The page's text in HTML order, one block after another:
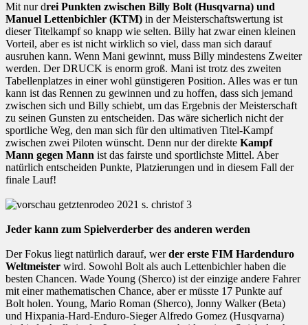
Mit nur drei Punkten zwischen Billy Bolt (Husqvarna) und
Manuel Lettenbichler (KTM) in der Meisterschaftswertung ist
dieser Titelkampf so knapp wie selten. Billy hat zwar einen kleinen
Vorteil, aber es ist nicht wirklich so viel, dass man sich darauf
ausruhen kann. Wenn Mani gewinnt, muss Billy mindestens Zweiter
werden. Der DRUCK is enorm groß. Mani ist trotz des zweiten
Tabellenplatzes in einer wohl günstigeren Position. Alles was er tun
kann ist das Rennen zu gewinnen und zu hoffen, dass sich jemand
zwischen sich und Billy schiebt, um das Ergebnis der Meisterschaft
zu seinen Gunsten zu entscheiden. Das wäre sicherlich nicht der
sportliche Weg, den man sich für den ultimativen Titel-Kampf
zwischen zwei Piloten wünscht. Denn nur der direkte Kampf
Mann gegen Mann ist das fairste und sportlichste Mittel. Aber
natürlich entscheiden Punkte, Platzierungen und in diesem Fall der
finale Lauf!
Jeder kann zum Spielverderber des anderen werden
Der Fokus liegt natürlich darauf, werder erste FIM Hardenduro
Weltmeister wird. Sowohl Bolt als auch Lettenbichler haben die
besten Chancen. Wade Young (Sherco) ist der einzige andere Fahrer
mit einer mathematischen Chance, aber er müsste 17 Punkte auf
Bolt holen. Young, Mario Roman (Sherco), Jonny Walker (Beta)
und Hixpania-Hard-Enduro-Sieger Alfredo Gomez (Husqvarna)